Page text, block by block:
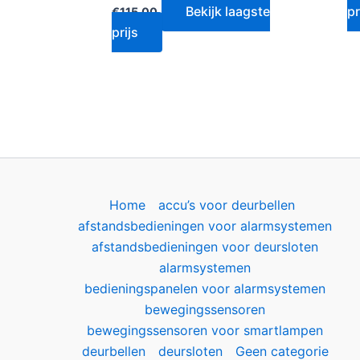
€115.00
Bekijk laagste
prijs
Home
accu’s voor deurbellen
afstandsbedieningen voor alarmsystemen
afstandsbedieningen voor deursloten
alarmsystemen
bedieningspanelen voor alarmsystemen
bewegingssensoren
bewegingssensoren voor smartlampen
deurbellen
deursloten Geen categorie